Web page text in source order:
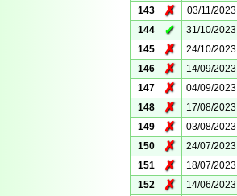
143
✗ 03/11/2023
144
✓ 31/10/2023
145
✗ 24/10/2023
146
✗ 14/09/2023
147
✗ 04/09/2023
148
✗ 17/08/2023
149
✗ 03/08/2023
150
✗ 24/07/2023
151
✗ 18/07/2023
152
✗ 14/06/2023